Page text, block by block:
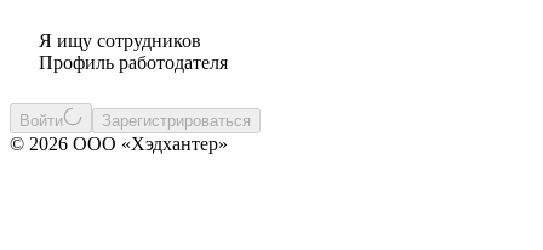
Я ищу сотрудников
Профиль работодателя
Войти Зарегистрироваться
© 2026 ООО «Хэдхантер»